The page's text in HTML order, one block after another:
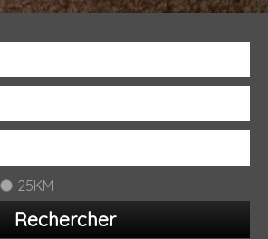
25KM
Rechercher